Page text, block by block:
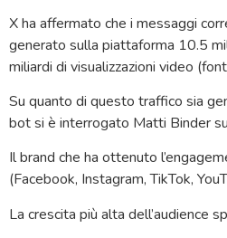
X ha affermato che i messaggi
generato sulla piattaforma 10.5
miliardi di visualizzazioni video
Su quanto di questo traffico sia
bot si è interrogato Matti Binder su
Il brand che ha ottenuto
(Facebook, Instagram, TikTok,
La crescita più alta dell’audience